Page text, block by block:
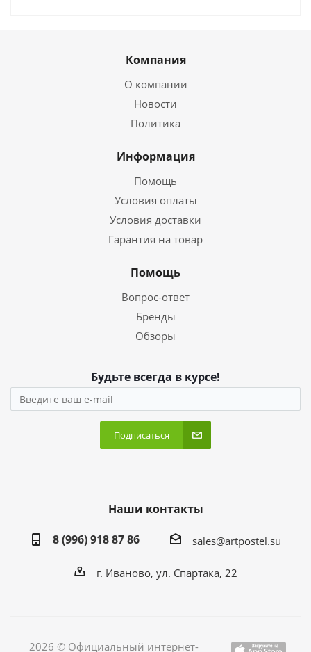
Компания
О компании
Новости
Политика
Информация
Помощь
Условия оплаты
Условия доставки
Гарантия на товар
Помощь
Вопрос-ответ
Бренды
Обзоры
Будьте всегда в курсе!
Подписаться
Наши контакты
8 (996) 918 87 86
sales@artpostel.su
г. Иваново, ул. Спартака, 22
2026 © Официальный интернет-